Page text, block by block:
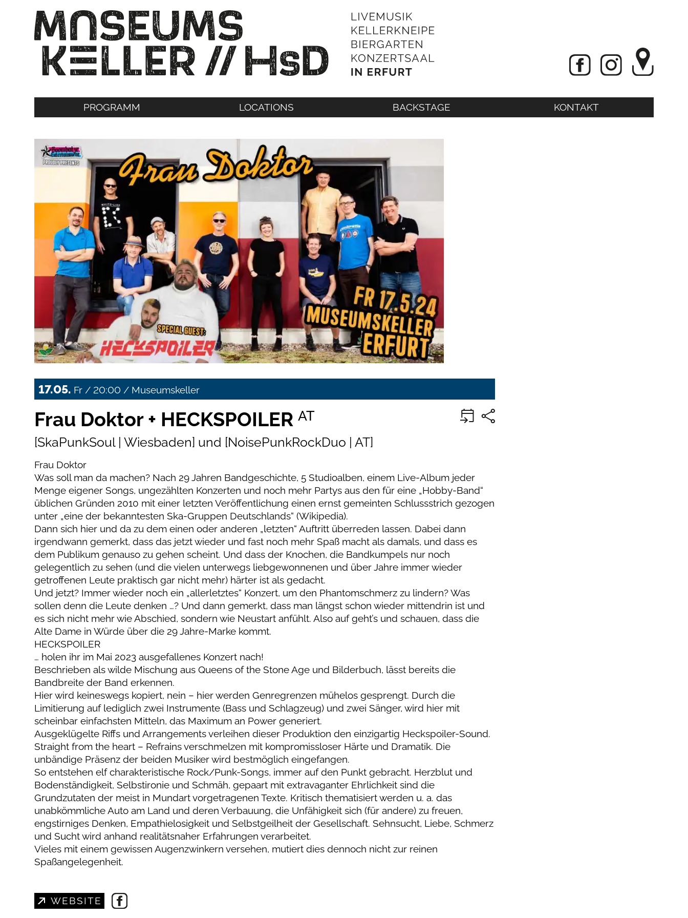
PROGRAMM LOCATIONS BACKSTAGE KONTAKT
17.05. Fr / 20:00 / Museumskeller
Frau Doktor + HECKSPOILERAT
[SkaPunkSoul | Wiesbaden] und [NoisePunkRockDuo | AT]
Frau Doktor
Was soll man da machen? Nach 29 Jahren Bandgeschichte, 5 Studioalben, einem Live-Album jeder
Menge eigener Songs, ungezählten Konzerten und noch mehr Partys aus den für eine „Hobby-Band“
üblichen Gründen 2010 mit einer letzten Veröffentlichung einen ernst gemeinten Schlussstrich gezogen
unter „eine der bekanntesten Ska-Gruppen Deutschlands“ (Wikipedia).
Dann sich hier und da zu dem einen oder anderen „letzten“ Auftritt überreden lassen. Dabei dann
irgendwann gemerkt, dass das jetzt wieder und fast noch mehr Spaß macht als damals, und dass es
dem Publikum genauso zu gehen scheint. Und dass der Knochen, die Bandkumpels nur noch
gelegentlich zu sehen (und die vielen unterwegs liebgewonnenen und über Jahre immer wieder
getroffenen Leute praktisch gar nicht mehr) härter ist als gedacht.
Und jetzt? Immer wieder noch ein „allerletztes“ Konzert, um den Phantomschmerz zu lindern? Was
sollen denn die Leute denken …? Und dann gemerkt, dass man längst schon wieder mittendrin ist und
es sich nicht mehr wie Abschied, sondern wie Neustart anfühlt. Also auf geht’s und schauen, dass die
Alte Dame in Würde über die 29 Jahre-Marke kommt.
HECKSPOILER
… holen ihr im Mai 2023 ausgefallenes Konzert nach!
Beschrieben als wilde Mischung aus Queens of the Stone Age und Bilderbuch, lässt bereits die
Bandbreite der Band erkennen.
Hier wird keineswegs kopiert, nein – hier werden Genregrenzen mühelos gesprengt. Durch die
Limitierung auf lediglich zwei Instrumente (Bass und Schlagzeug) und zwei Sänger, wird hier mit
scheinbar einfachsten Mitteln, das Maximum an Power generiert.
Ausgeklügelte Riffs und Arrangements verleihen dieser Produktion den einzigartig Heckspoiler-Sound.
Straight from the heart – Refrains verschmelzen mit kompromissloser Härte und Dramatik. Die
unbändige Präsenz der beiden Musiker wird bestmöglich eingefangen.
So entstehen elf charakteristische Rock/Punk-Songs, immer auf den Punkt gebracht. Herzblut und
Bodenständigkeit, Selbstironie und Schmäh, gepaart mit extravaganter Ehrlichkeit sind die
Grundzutaten der meist in Mundart vorgetragenen Texte. Kritisch thematisiert werden u. a. das
unabkömmliche Auto am Land und deren Verbauung, die Unfähigkeit sich (für andere) zu freuen,
engstirniges Denken, Empathielosigkeit und Selbstgeilheit der Gesellschaft. Sehnsucht, Liebe, Schmerz
und Sucht wird anhand realitätsnaher Erfahrungen verarbeitet.
Vieles mit einem gewissen Augenzwinkern versehen, mutiert dies dennoch nicht zur reinen
Spaßangelegenheit.
WEBSITE